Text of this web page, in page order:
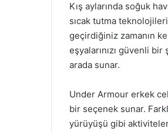
Kış aylarında soğuk
sıcak tutma
geçirdiğiniz zamanın
eşyalarınızı güvenli
arada sunar.
Under Armour erkek
bir seçenek sunar.
yürüyüşü gibi